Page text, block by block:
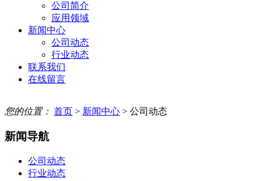
公司简介
应用领域
新闻中心
公司动态
行业动态
联系我们
在线留言
您的位置： 首页 > 新闻中心 > 公司动态
新闻导航
公司动态
行业动态